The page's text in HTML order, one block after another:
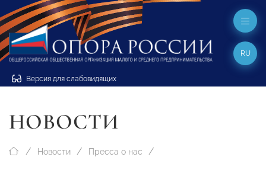
Версия для слабовидящих
RU
НОВОСТИ
Новости Пресса о нас